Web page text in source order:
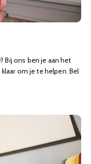
Bij ons ben je aan het
om je te helpen. Bel